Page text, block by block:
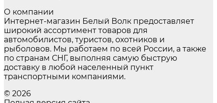
О компании
Интернет-магазин Белый Волк предоставляет
широкий ассортимент товаров для
автомобилистов, туристов, охотников и
рыболовов. Мы работаем по всей России, а также
по странам СНГ, выполняя самую быструю
доставку в любой населенный пункт
транспортными компаниями.
© 2026